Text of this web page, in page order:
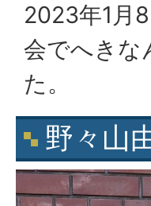
2023年1月
会でへきな
た。
野々山